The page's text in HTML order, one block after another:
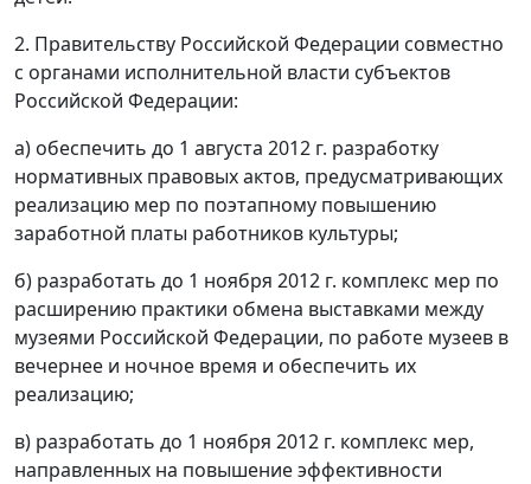
2. Правительству Российской Федерации совместно
с органами исполнительной власти субъектов
Российской Федерации:
а) обеспечить до 1 августа 2012 г. разработку
нормативных правовых актов, предусматривающих
реализацию мер по поэтапному повышению
заработной платы работников культуры;
б) разработать до 1 ноября 2012 г. комплекс мер по
расширению практики обмена выставками между
музеями Российской Федерации, по работе музеев в
вечернее и ночное время и обеспечить их
реализацию;
в) разработать до 1 ноября 2012 г. комплекс мер,
направленных на повышение эффективности